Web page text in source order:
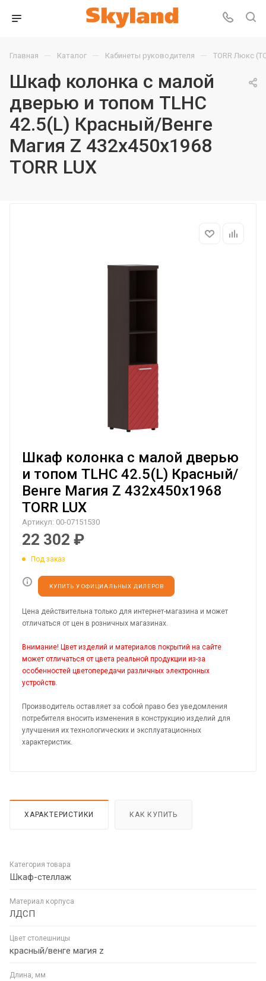
Главная — Каталог — Кабинеты руководителя — TORR Люкс
Шкаф колонка с малой
дверью и топом TLHC
42.5(L) Красный/Венге
Магия Z 432х450х1968
TORR LUX
Шкаф колонка с малой дверью
и топом TLHC 42.5(L) Красный/
Венге Магия Z 432х450х1968
TORR LUX
Артикул: 00-07151530
22 302 ₽
Под заказ
КУПИТЬ У ОФИЦИАЛЬНЫХ ДИЛЕРОВ
Цена действительна только для интернет-магазина и может
отличаться от цен в розничных магазинах.
Внимание! Цвет изделий и материалов покрытий на сайте
может отличаться от цвета реальной продукции из-за
особенностей цветопередачи различных электронных
устройств.
Производитель оставляет за собой право без уведомления
потребителя вносить изменения в конструкцию изделий для
улучшения их технологических и эксплуатационных
характеристик.
ХАРАКТЕРИСТИКИ КАК КУПИТЬ
Категория товара
Шкаф-стеллаж
Материал корпуса
ЛДСП
Цвет столешницы
красный/венге магия z
Длина, мм